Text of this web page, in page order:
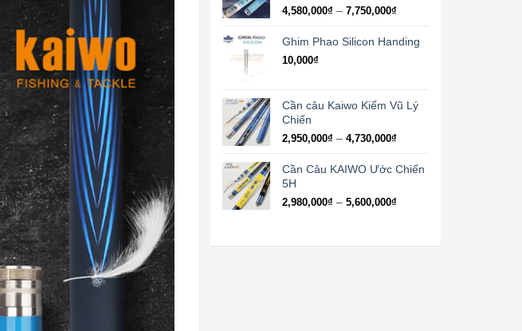
4,580,000₫ – 7,750,000₫Khoảng
từ
Ghim Phao Silicon Handing
10,000₫
Cần câu Kaiwo Kiếm Vũ Lý
Chiến
2,950,000₫ – 4,730,000₫Khoảng
từ
đến
4,730,000₫
Cần Câu KAIWO Ước Chiến
5H
2,980,000₫ – 5,600,000₫Khoảng